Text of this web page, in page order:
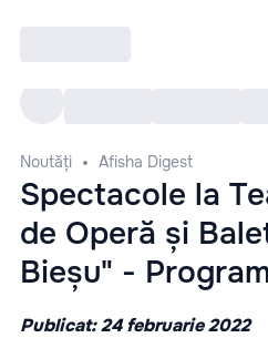
Noutăți Afisha Digest
Spectacole la
de Operă și
Bieșu" -
Publicat: 24 februarie 2022